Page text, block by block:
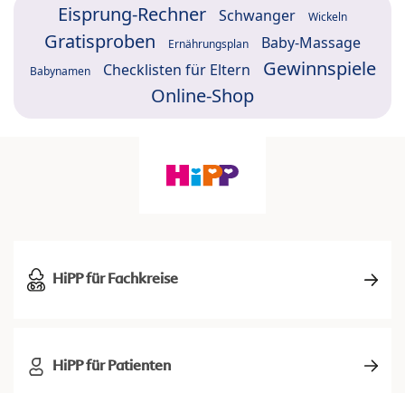
Eisprung-Rechner Schwanger Wickeln
Gratisproben Ernährungsplan Baby-Massage
Babynamen Checklisten für Eltern
Gewinnspiele
Online-Shop
HiPP für Fachkreise
HiPP für Patienten